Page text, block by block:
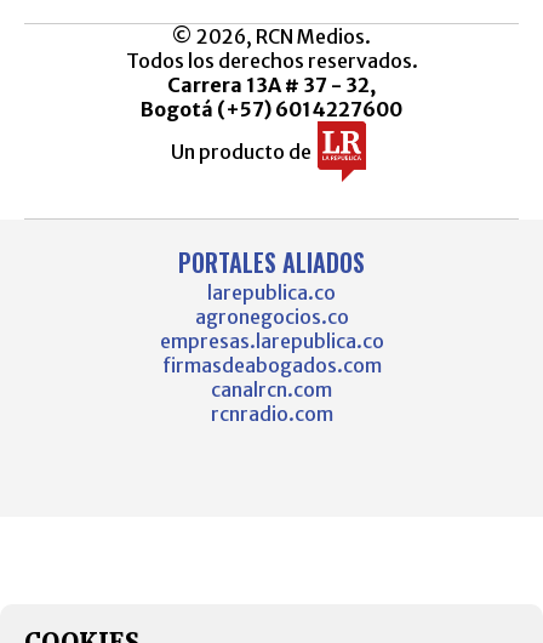
© 2026, RCN Medios.
Todos los derechos reservados.
Carrera 13A # 37 - 32,
Bogotá (+57) 6014227600
Un producto de
PORTALES ALIADOS
larepublica.co
agronegocios.co
empresas.larepublica.co
firmasdeabogados.com
canalrcn.com
rcnradio.com